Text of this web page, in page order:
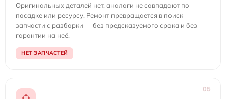
Оригинальных деталей нет, аналоги не совпадают по
посадке или ресурсу. Ремонт превращается в поиск
запчасти с разборки — без предсказуемого срока и без
гарантии на неё.
НЕТ ЗАПЧАСТЕЙ
05